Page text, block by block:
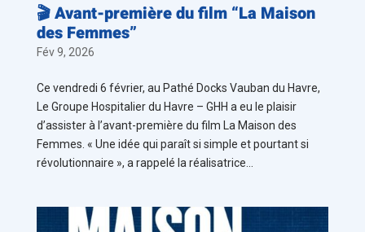
🎬 Avant-première du film “La Maison
des Femmes”
Fév 9, 2026
Ce vendredi 6 février, au Pathé Docks Vauban du Havre,
Le Groupe Hospitalier du Havre – GHH a eu le plaisir
d’assister à l’avant-première du film La Maison des
Femmes. « Une idée qui paraît si simple et pourtant si
révolutionnaire », a rappelé la réalisatrice...